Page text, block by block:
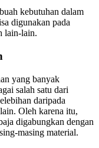
kebutuhan dalam
digunakan pada
lain-lain.
yang banyak
salah satu dari
daripada
Oleh karena itu,
digabungkan dengan
masing material.